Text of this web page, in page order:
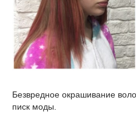
Безвредное окрашивание
писк моды.